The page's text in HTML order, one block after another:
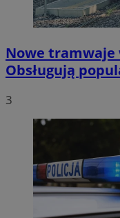
Nowe tramwaje
Obsługują
3